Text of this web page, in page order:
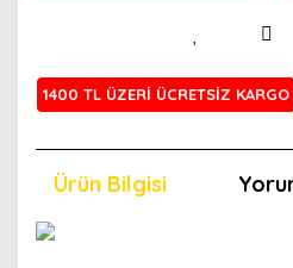
1400 TL ÜZERİ ÜCRETSİZ KARGO
Ürün Bilgisi